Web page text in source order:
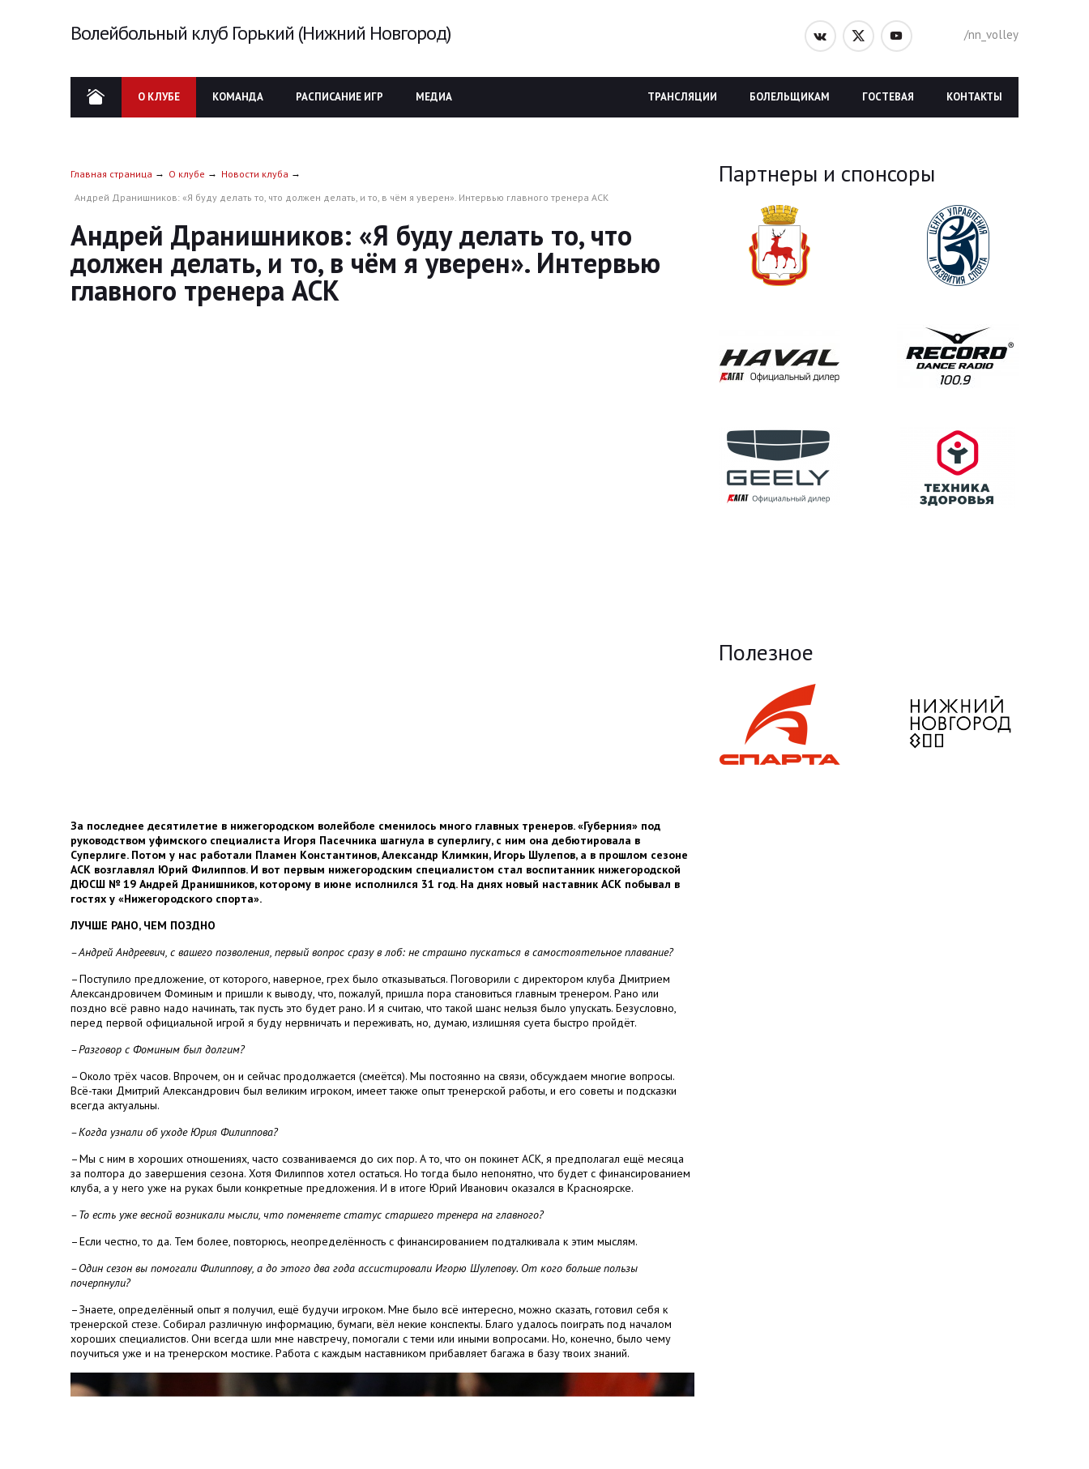
Волейбольный клуб Горький (Нижний Новгород) /nn_volley
О КЛУБЕ КОМАНДА РАСПИСАНИЕ ИГР МЕДИА КОНТАКТЫ
ГОСТЕВАЯ
БОЛЕЛЬЩИКАМ
ТРАНСЛЯЦИИ
Главная страница О клубе
Новости клуба
Андрей Дранишников: «Я буду делать то, что должен делать, и то, в чём я уверен». Интервью главного тренера АСК
Андрей Дранишников: «Я буду делать то, что
должен делать, и то, в чём я уверен». Интервью
главного тренера АСК
За последнее десятилетие в нижегородском волейболе сменилось много главных тренеров. «Губерния» под
руководством уфимского специалиста Игоря Пасечника шагнула в суперлигу, с ним она дебютировала в
Суперлиге. Потом у нас работали Пламен Константинов, Александр Климкин, Игорь Шулепов, а в прошлом сезоне
АСК возглавлял Юрий Филиппов. И вот первым нижегородским специалистом стал воспитанник нижегородской
ДЮСШ № 19 Андрей Дранишников, которому в июне исполнился 31 год. На днях новый наставник АСК побывал в
гостях у «Нижегородского спорта».
ЛУЧШЕ РАНО, ЧЕМ ПОЗДНО
– Андрей Андреевич, с вашего позволения, первый вопрос сразу в лоб: не страшно пускаться в самостоятельное плавание?
– Поступило предложение, от которого, наверное, грех было отказываться. Поговорили с директором клуба Дмитрием
Александровичем Фоминым и пришли к выводу, что, пожалуй, пришла пора становиться главным тренером. Рано или
поздно всё равно надо начинать, так пусть это будет рано. И я считаю, что такой шанс нельзя было упускать. Безусловно,
перед первой официальной игрой я буду нервничать и переживать, но, думаю, излишняя суета быстро пройдёт.
– Разговор с Фоминым был долгим?
– Около трёх часов. Впрочем, он и сейчас продолжается (смеётся). Мы постоянно на связи, обсуждаем многие вопросы.
Всё-таки Дмитрий Александрович был великим игроком, имеет также опыт тренерской работы, и его советы и подсказки
всегда актуальны.
– Когда узнали об уходе Юрия Филиппова?
– Мы с ним в хороших отношениях, часто созваниваемся до сих пор. А то, что он покинет АСК, я предполагал ещё месяца
за полтора до завершения сезона. Хотя Филиппов хотел остаться. Но тогда было непонятно, что будет с финансированием
клуба, а у него уже на руках были конкретные предложения. И в итоге Юрий Иванович оказался в Красноярске.
– То есть уже весной возникали мысли, что поменяете статус старшего тренера на главного?
– Если честно, то да. Тем более, повторюсь, неопределённость с финансированием подталкивала к этим мыслям.
– Один сезон вы помогали Филиппову, а до этого два года ассистировали Игорю Шулепову. От кого больше пользы
почерпнули?
– Знаете, определённый опыт я получил, ещё будучи игроком. Мне было всё интересно, можно сказать, готовил себя к
тренерской стезе. Собирал различную информацию, бумаги, вёл некие конспекты. Благо удалось поиграть под началом
хороших специалистов. Они всегда шли мне навстречу, помогали с теми или иными вопросами. Но, конечно, было чему
поучиться уже и на тренерском мостике. Работа с каждым наставником прибавляет багажа в базу твоих знаний.
Партнеры и спонсоры
Полезное